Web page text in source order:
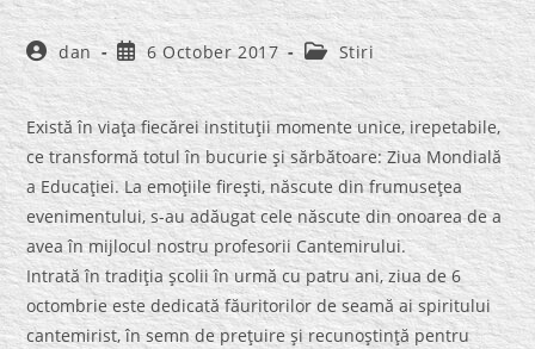
Post
author:
dan
Post
published:
6 October 2017
Post
category:
Stiri
Există în viaţa fiecărei instituţii momente unice, irepetabile,
ce transformă totul în bucurie şi sărbătoare: Ziua Mondială
a Educaţiei. La emoţiile fireşti, născute din frumuseţea
evenimentului, s-au adăugat cele născute din onoarea de a
avea în mijlocul nostru profesorii Cantemirului.
Intrată în tradiţia şcolii în urmă cu patru ani, ziua de 6
octombrie este dedicată făuritorilor de seamă ai spiritului
cantemirist, în semn de preţuire şi recunoştinţă pentru